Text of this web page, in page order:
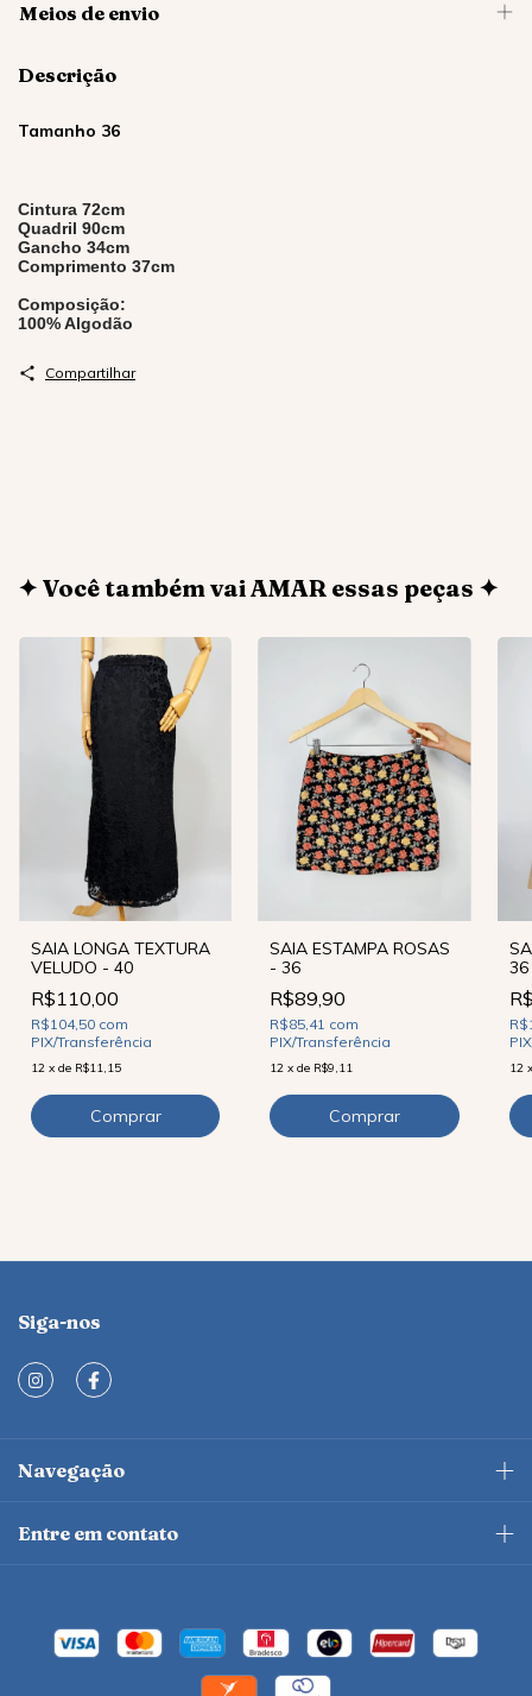
Meios de envio
Descrição
Tamanho 36
Cintura 72cm
Quadril 90cm
Gancho 34cm
Comprimento 37cm
Composição:
100% Algodão
Compartilhar
✦ Você também vai AMAR essas peças ✦
SAIA LONGA TEXTURA
VELUDO - 40
R$110,00
R$104,50 com
PIX/Transferência
12 x de R$11,15
SAIA ESTAMPA ROSAS
- 36
R$89,90
R$85,41 com
PIX/Transferência
12 xde R$9,11
36
12
Siga-nos
Navegação
Entre em contato